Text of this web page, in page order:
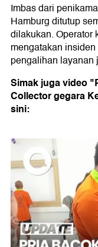
Imbas dari
Hamburg ditutup
dilakukan. Operator
mengatakan
pengalihan layanan
Simak juga video
Collector gegara
sini: